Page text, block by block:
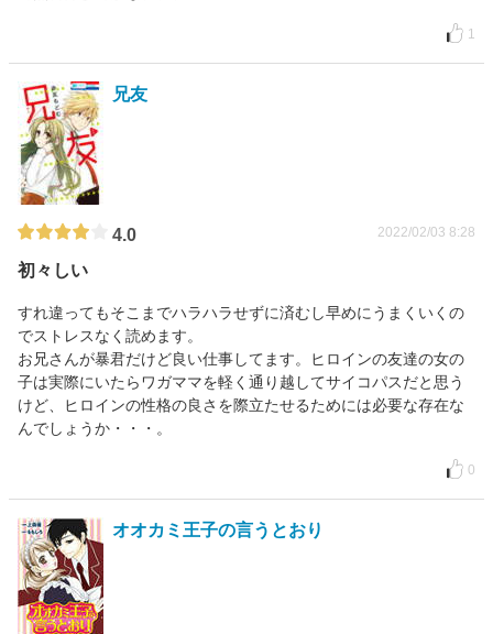
1
兄友
4.0 2022/02/03 8:28
初々しい
すれ違ってもそこまでハラハラせずに済むし早めにうまくいくの
でストレスなく読めます。
お兄さんが暴君だけど良い仕事してます。ヒロインの友達の女の
子は実際にいたらワガママを軽く通り越してサイコパスだと思う
けど、ヒロインの性格の良さを際立たせるためには必要な存在な
んでしょうか・・・。
0
オオカミ王子の言うとおり